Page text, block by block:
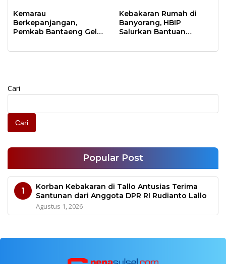
Kemarau
Berkepanjangan,
Pemkab Bantaeng Gelar
Kebakaran Rumah di
Banyorang, HBIP
Salurkan Bantuan
Korban
Cari
Cari
Popular Post
1
Korban Kebakaran di Tallo Antusias Terima
Santunan dari Anggota DPR RI Rudianto Lallo
Agustus 1, 2026